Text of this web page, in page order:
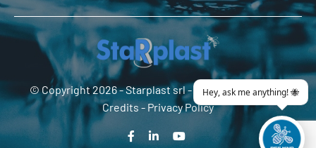
© Copyright 2026 -Starplast srl- P.Iva 02274180419 -
Credits - Privacy Policy